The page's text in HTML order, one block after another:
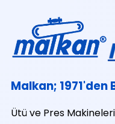
Malkan; 1971'den
Ütü ve Pres Makineleri